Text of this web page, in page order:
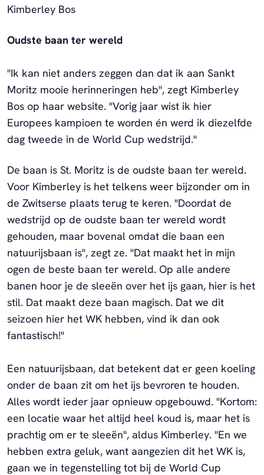
Kimberley Bos
Oudste baan ter wereld
"Ik kan niet anders zeggen dan dat ik aan Sankt
Moritz mooie herinneringen heb", zegt Kimberley
Bos op haar website. "Vorig jaar wist ik hier
Europees kampioen te worden én werd ik diezelfde
dag tweede in de World Cup wedstrijd."
De baan is St. Moritz is de oudste baan ter wereld.
Voor Kimberley is het telkens weer bijzonder om in
de Zwitserse plaats terug te keren. "Doordat de
wedstrijd op de oudste baan ter wereld wordt
gehouden, maar bovenal omdat die baan een
natuurijsbaan is", zegt ze. "Dat maakt het in mijn
ogen de beste baan ter wereld. Op alle andere
banen hoor je de sleeën over het ijs gaan, hier is het
stil. Dat maakt deze baan magisch. Dat we dit
seizoen hier het WK hebben, vind ik dan ook
fantastisch!"
Een natuurijsbaan, dat betekent dat er geen koeling
onder de baan zit om het ijs bevroren te houden.
Alles wordt ieder jaar opnieuw opgebouwd. "Kortom:
een locatie waar het altijd heel koud is, maar het is
prachtig om er te sleeën", aldus Kimberley. "En we
hebben extra geluk, want aangezien dit het WK is,
gaan we in tegenstelling tot bij de World Cup